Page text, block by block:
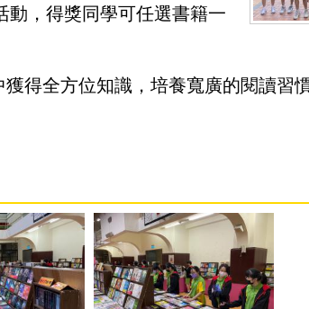
動，得獎同學可任選書籍一
得全方位知識，培養寬廣的閱讀習